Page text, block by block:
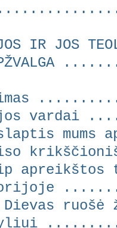
IR JOS
vardai
apreikštos
Dievas